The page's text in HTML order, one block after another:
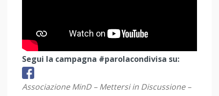
Segui la campagna #parolacondivisa su:
Associazione MinD – Mettersi in Discussione –